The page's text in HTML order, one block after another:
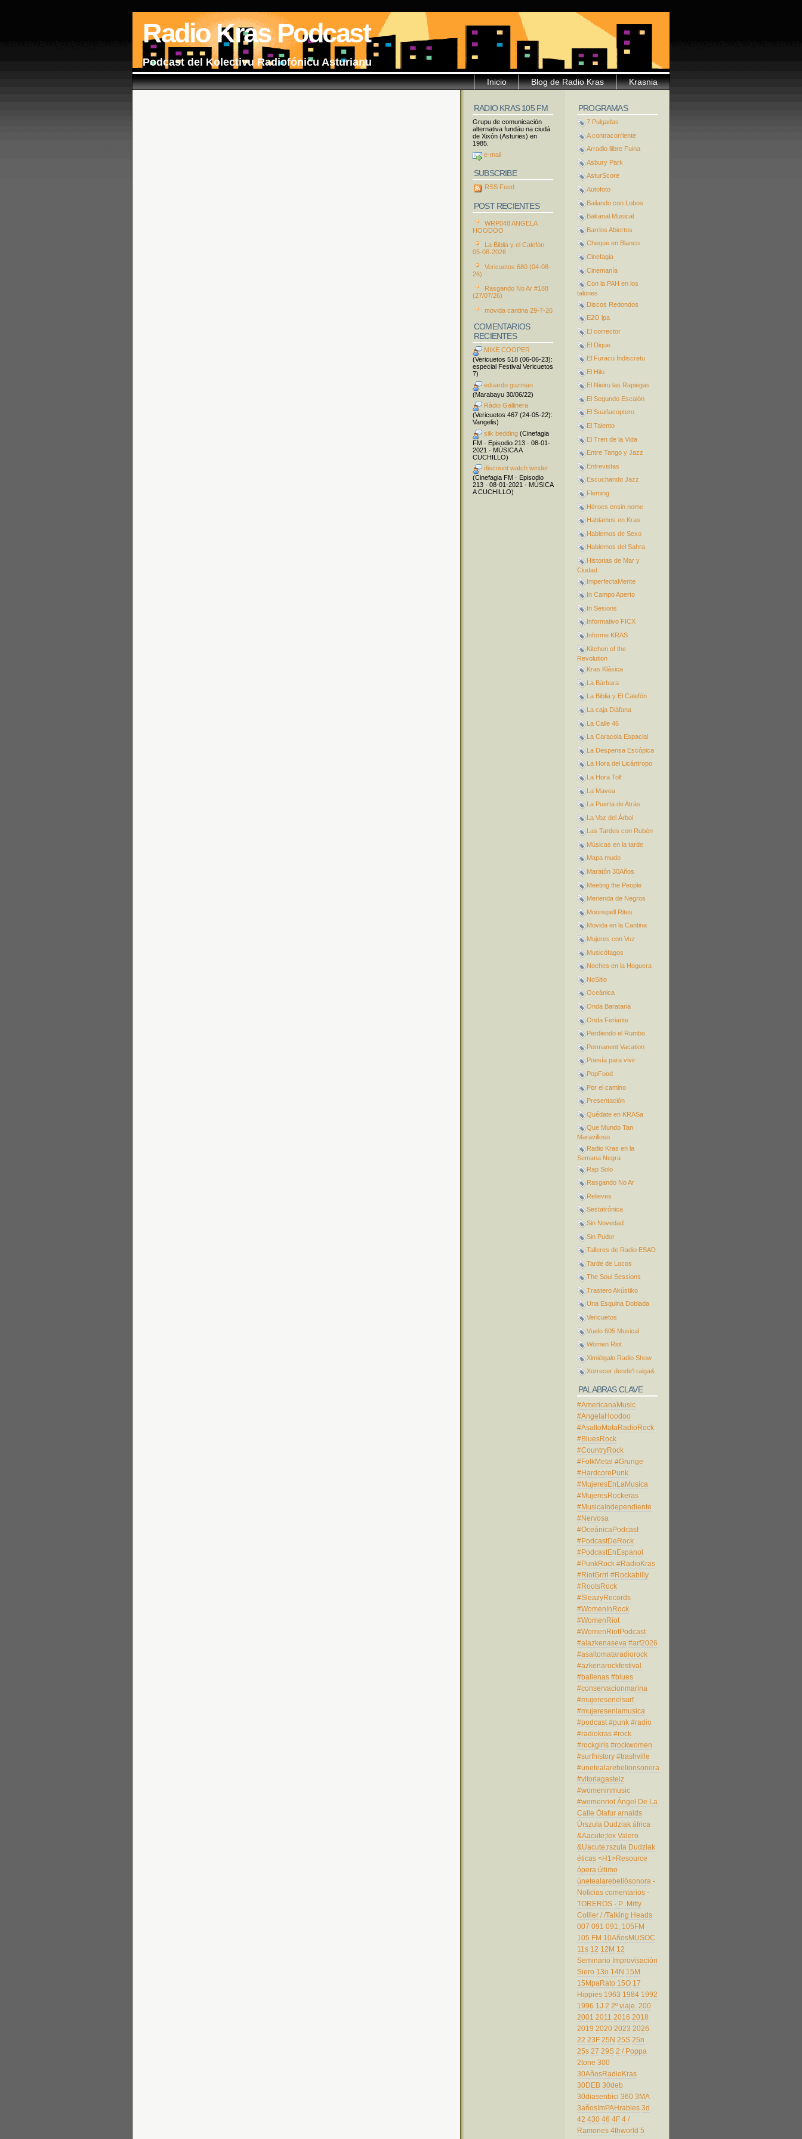
Radio Kras Podcast
Podcast del Kolectivu Radiofónicu Asturianu
Krasnia
Blog de Radio Kras
Inicio
PROGRAMAS
7 Pulgadas
A contracorriente
Arradio llibre Fuina
Asbury Park
AsturScore
Autofoto
Bailando con Lobos
Bakanal Musical
Barrios Abiertos
Cheque en Blanco
Cinefagia
Cinemanía
Con la PAH en los
talones
Discos Redondos
E2O lpa
El corrector
El Dique
El Furacu Indiscretu
El Hilo
El Nieiru las Rapiegas
El Segundo Escalón
El Suañacoptero
El Talento
El Tren de la Vida
Entre Tango y Jazz
Entrevistas
Escuchando Jazz
Fleming
Héroes ensin nome
Hablamos en Kras
Hablemos de Sexo
Hablemos del Sahra
Historias de Mar y
Ciudad
ImperfectaMente
In Campo Aperto
In Sesions
Informativo FICX
Informe KRAS
Kitchen of the
Revolution
Kras Klásica
La Bárbara
La Biblia y El Calefón
La caja Diáfana
La Calle 46
La Caracola Espacial
La Despensa Escópica
La Hora del Licántropo
La Hora Tolf
La Mavea
La Puerta de Atrás
La Voz del Árbol
Las Tardes con Rubén
Músicas en la tarde
Mapa mudo
Maratón 30Años
Meeting the People
Merienda de Negros
Moonspell Rites
Movida en la Cantina
Mujeres con Voz
Musicófagos
Noches en la Hoguera
NoSitio
Oceánica
Onda Barataria
Onda Feriante
Perdiendo el Rumbo
Permanent Vacation
Poesía para vivir
PopFood
Por el camino
Presentación
Quédate en KRASa
Que Mundo Tan
Maravilloso
Radio Kras en la
Semana Negra
Rap Solo
Rasgando No Ar
Relieves
Sestatrónica
Sin Novedad
Sin Pudor
Talleres de Radio ESAD
Tarde de Locos
The Soul Sessions
Trastero Akústiko
Una Esquina Doblada
Vericuetos
Vuelo 605 Musical
Women Riot
Ximiélgalo Radio Show
Xorrecer dende'l raiga&
PALABRAS CLAVE
#AmericanaMusic
#AngelaHoodoo
#AsaltoMataRadioRock
#BluesRock
#CountryRock
#FolkMetal #Grunge
#HardcorePunk
#MujeresEnLaMusica
#MujeresRockeras
#MusicaIndependiente
#Nervosa
#OceánicaPodcast
#PodcastDeRock
#PodcastEnEspanol
#PunkRock #RadioKras
#RiotGrrrl #Rockabilly
#RootsRock
#SleazyRecords
#WomenInRock
#WomenRiot
#WomenRiotPodcast
#alazkenaseva #arf2026
#asaltomataradiorock
#azkenarockfestival
#ballenas #blues
#conservacionmarina
#mujeresenelsurf
#mujeresenlamusica
#podcast #punk #radio
#radiokras #rock
#rockgirls #rockwomen
#surfhistory #trashville
#unetealarebelionsonora
#vitoriagasteiz
#womeninmusic
#womenriot Ángel De La
Calle Ölafur arnalds
Úrszula Dudziak áfrica
&Aacute;lex Valero
&Uacute;rszula Dudziak
éticas <H1>Resource
ópera último
únetealarebeliósonora -
Noticias comentarios -
TOREROS - P .Mitty
Collier / /Talking Heads
007 091 091; 105FM
105 FM 10AñosMUSOC
11s 12 12M 12
Seminario Improvisación
Siero 13o 14N 15M
15MpaRato 15O 17
Hippies 1963 1984 1992
1996 1J 2 2º viaje. 200
2001 2011 2016 2018
2019 2020 2023 2026
22 23F 25N 25S 25n
25s 27 29S 2 / Poppa
2tone 300
30AñosRadioKras
30DEB 30deb
30diasenbici 360 3MA
3añosImPAHrables 3d
42 430 46 4F 4 /
Ramones 4thworld 5
RADIO KRAS 105 FM
Grupu de comunicación
alternativa fundáu na ciudá
de Xixón (Asturies) en
1985.
e-mail
SUBSCRIBE
RSS Feed
POST RECIENTES
WRP048 ANGELA
HOODOO
La Biblia y el Calefón
05-08-2026
Vericuetos 680 (04-08-
26)
Rasgando No Ar #188
(27/07/26)
movida cantina 29-7-26
COMENTARIOS
RECIENTES
MIKE COOPER
(Vericuetos 518 (06-06-23):
especial Festival Vericuetos
7)
eduardo guzman
(Marabayu 30/06/22)
Ràdio Gallinera
(Vericuetos 467 (24-05-22):
Vangelis)
silk bedding (Cinefagia
FM · Episodio 213 · 08-01-
2021 · MÚSICA A
CUCHILLO)
discount watch winder
(Cinefagia FM · Episodio
213 · 08-01-2021 · MÚSICA
A CUCHILLO)